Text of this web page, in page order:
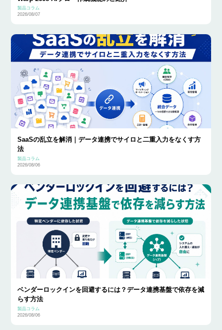
製品コラム
2026/08/07
SaaSの乱立を解消｜データ連携でサイロと二重入力をなくす方
法
製品コラム
2026/08/06
ベンダーロックインを回避するには？データ連携基盤で依存を減
らす方法
製品コラム
2026/08/06